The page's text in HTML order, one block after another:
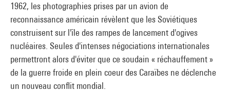
1962, les photographies prises par un avion de
reconnaissance américain révèlent que les Soviétiques
construisent sur l'île des rampes de lancement d'ogives
nucléaires. Seules d'intenses négociations internationales
permettront alors d'éviter que ce soudain « réchauffement »
de la guerre froide en plein coeur des Caraïbes ne déclenche
un nouveau conflit mondial.